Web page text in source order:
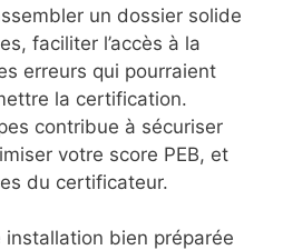
un dossier solide
faciliter l’accès à la
erreurs qui pourraient
la certification.
contribue à sécuriser
votre score PEB, et
du certificateur.
bien préparée